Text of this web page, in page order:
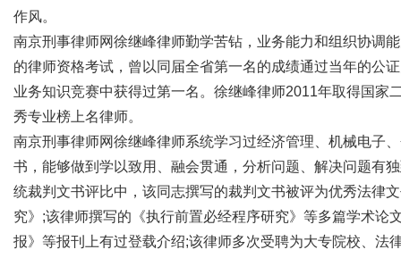
作风。
南京刑事律师网徐继峰律师勤学苦钻，业务能力和组织协调
的律师资格考试，曾以同届全省第一名的成绩通过当年的公
业务知识竞赛中获得过第一名。徐继峰律师2011年取得国家
秀专业榜上名律师。
南京刑事律师网徐继峰律师系统学习过经济管理、机械电子
书，能够做到学以致用、融会贯通，分析问题、解决问题有
统裁判文书评比中，该同志撰写的裁判文书被评为优秀法律
究》;该律师撰写的《执行前置必经程序研究》等多篇学术论
报》等报刊上有过登载介绍;该律师多次受聘为大专院校、法